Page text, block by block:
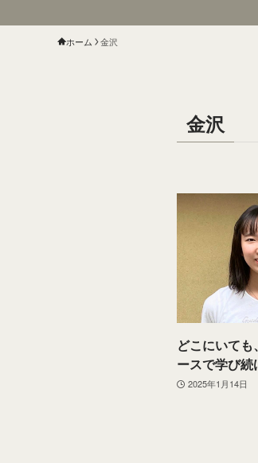
ホーム 金沢
金沢
どこにいて
ースで学び続
2025年1月14日